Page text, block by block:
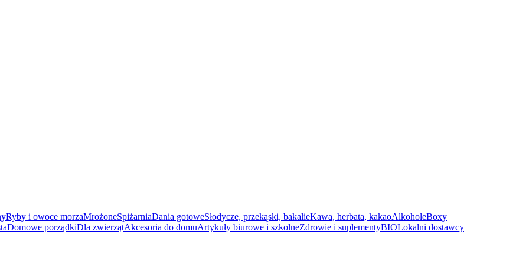
Ryby i owoce morzaMrożoneSpiżarniaDania gotoweSłodycze, przekąski, bakalieKawa, herbata, kakaoAlkoholeBoxy
Domowe porządkiDla zwierzątAkcesoria do domuArtykuły biurowe i szkolneZdrowie i suplementyBIOLokalni dostawcy